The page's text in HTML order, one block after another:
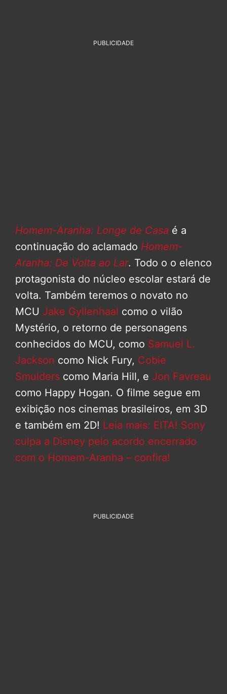
PUBLICIDADE
Homem-Aranha: Longe de Casa é a
continuação do aclamado Homem-
Aranha: De Volta ao Lar. Todo o o elenco
protagonista do núcleo escolar estará de
volta. Também teremos o novato no
MCU Jake Gyllenhaal como o vilão
Mystério, o retorno de personagens
conhecidos do MCU, como Samuel L.
Jackson como Nick Fury, Cobie
Smulders como Maria Hill, e Jon Favreau
como Happy Hogan. O filme segue em
exibição nos cinemas brasileiros, em 3D
e também em 2D! Leia mais: EITA! Sony
culpa a Disney pelo acordo encerrado
com o Homem-Aranha – confira!
PUBLICIDADE